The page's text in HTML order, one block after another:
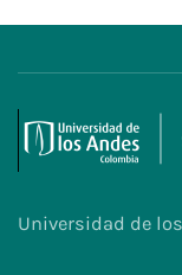
Universidad de